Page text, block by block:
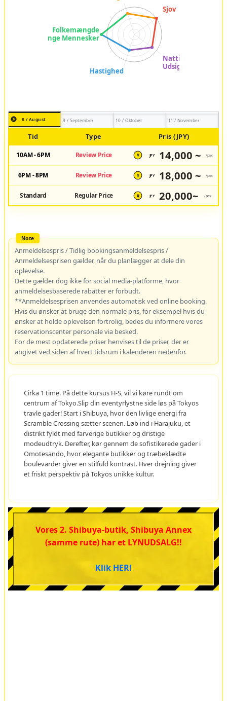
8 / August 9 / September 10 / Oktober 11 / November
Tid Type Pris (JPY)
10AM - 6PM Review Price ¥ JPY 14,000 ~ /pax
6PM - 8PM Review Price ¥ JPY 18,000 ~ /pax
Standard Regular Price ¥ JPY 20,000~ /pax
Anmeldelsespris / Tidlig bookingsanmeldelsespris /
Anmeldelsesprisen gælder, når du planlægger at dele din
oplevelse.
Dette gælder dog ikke for social media-platforme, hvor
anmeldelsesbaserede rabatter er forbudt.
**Anmeldelsesprisen anvendes automatisk ved online booking.
Hvis du ønsker at bruge den normale pris, for eksempel hvis du
ønsker at holde oplevelsen fortrolig, bedes du informere vores
reservationscenter personale via besked.
For de mest opdaterede priser henvises til de priser, der er
angivet ved siden af hvert tidsrum i kalenderen nedenfor.
Cirka 1 time. På dette kursus H-S, vil vi køre rundt om
centrum af Tokyo.Slip din eventyrlystne side løs på Tokyos
travle gader! Start i Shibuya, hvor den livlige energi fra
Scramble Crossing sætter scenen. Løb ind i Harajuku, et
distrikt fyldt med farverige butikker og dristige
modeudtryk. Derefter, kør gennem de sofistikerede gader i
Omotesando, hvor elegante butikker og træbeklædte
boulevarder giver en stilfuld kontrast. Hver drejning giver
et friskt perspektiv på Tokyos unikke kultur.
Vores 2. Shibuya-butik, Shibuya Annex
(samme rute) har et LYNUDSALG!!
Klik HER!